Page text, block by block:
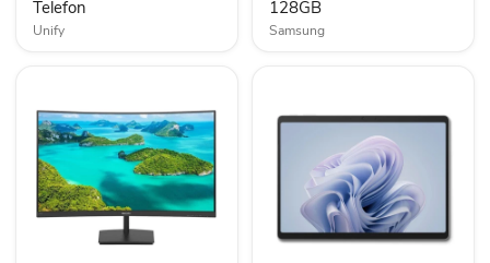
Telefon
Unify
128GB
Samsung